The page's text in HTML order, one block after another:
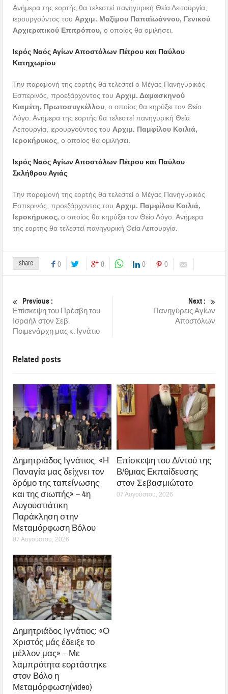
Ανήμερα της εορτής θα τελεστεί πανηγυρική Θεία Λειτουργία,
ιερουργούντος του Αρχιμ. Μαξίμου Παπαϊωάννου, Γενικού
Αρχιερατικού Επιτρόπου, ο οποίος θα ομιλήσει.
Ιερός Ναός Αγίων Αποστόλων Πέτρου και Παύλου
Κατηχωρίου
Την παραμονή της εορτής θα τελεστεί ο Μέγας Πανηγυρικός
Εσπερινός, προεξάρχοντος του Αρχιμ. Δαμασκηνού
Κιαμέτη, Πρωτοσυγκέλλου , ο οποίος θα κηρύξει τον Θείο
Λόγο. Ανήμερα της εορτής θα τελεστεί πανηγυρική Θεία
Λειτουργία, ιερουργούντος του Αρχιμ. Παμφίλου Κοιλιά,
Ιεροκήρυκος , ο οποίος θα ομιλήσει.
Ιερός Ναός Αγίων Αποστόλων Πέτρου και Παύλου
Σκλήθρου Αγιάς
Την παραμονή της εορτής θα τελεστεί ο Μέγας Πανηγυρικός
Εσπερινός, προεξάρχοντος του Αρχιμ. Παμφίλου Κοιλιά,
Ιεροκήρυκος, ο οποίος θα κηρύξει τον Θείο Λόγο. Ανήμερα
της εορτής θα τελεστεί πανηγυρική Θεία Λειτουργία.
share 0 0 0 0
Previous :
Επίσκεψη του Πρέσβη του
Ισραήλ στον Σεβ.
Ποιμενάρχη μας κ. Ιγνάτιο
Next :
Πανηγύρεις Αγίων
Αποστόλων
Related posts
Δημητριάδος Ιγνάτιος: «Η
Παναγία μας δείχνει τον
δρόμο της ταπείνωσης
και της σιωπής» – 4η
Αυγουστιάτικη
Παράκληση στην
Μεταμόρφωση Βόλου
07 Αυγούστου, 2026
Επίσκεψη του Δ/ντού της
Β/θμιας Εκπαίδευσης
στον Σεβασμιώτατο
07 Αυγούστου, 2026
Δημητριάδος Ιγνάτιος: «Ο
Χριστός μάς έδειξε το
μέλλον μας» – Με
λαμπρότητα εορτάστηκε
στον Βόλο η
Μεταμόρφωση(video)